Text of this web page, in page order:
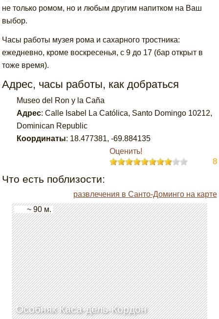
не только ромом, но и любым другим напитком на Ваш
выбор.
Часы работы музея рома и сахарного тростника:
ежедневно, кроме воскресенья, с 9 до 17 (бар открыт в
тоже время).
Адрес, часы работы, как добраться
Museo del Ron y la Caña
Адрес:Calle Isabel La Católica, Santo Domingo 10212,
Dominican Republic
Координаты: 18.477381,-69.884135
Оценить!
8
Что есть поблизости:
развлечения в Санто-Доминго на карте
Особняк Каса-дель-Кордон
~ 90 м.